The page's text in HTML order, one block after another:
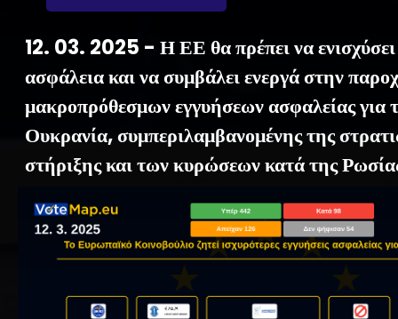
12. 03. 2025 - Η ΕΕ θα πρέπει να ενισχύσει
ασφάλεια και να συμβάλει ενεργά στην
μακροπρόθεσμων εγγυήσεων ασφαλείας για
Ουκρανία, συμπεριλαμβανομένης της
στήριξης και των κυρώσεων κατά της